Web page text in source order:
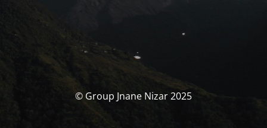
© Group Jnane Nizar 2025